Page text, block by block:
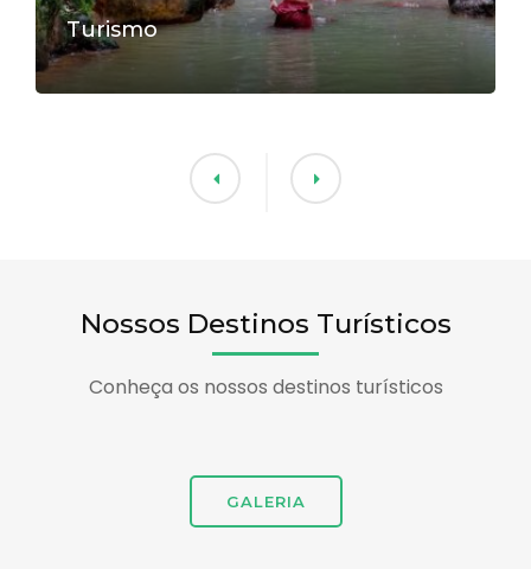
Turismo
Nossos Destinos Turísticos
Conheça os nossos destinos turísticos
GALERIA